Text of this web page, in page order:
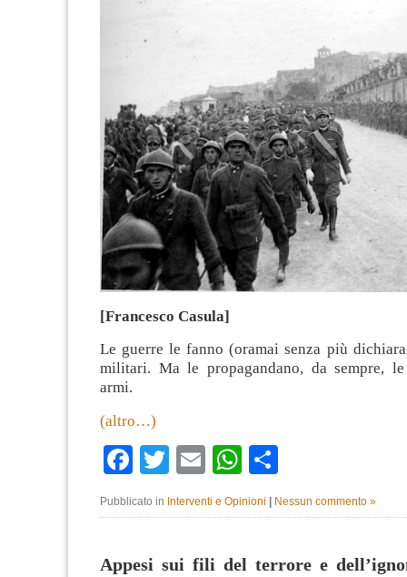
[Francesco Casula]
Le guerre le fanno (oramai senza più
militari. Ma le propagandano, da sempre,
armi.
(altro…)
Facebook
Twitter
EmailWhatsApp
Pubblicato in Interventi e Opinioni | Nessun commento »
Appesi sui fili del terrore e